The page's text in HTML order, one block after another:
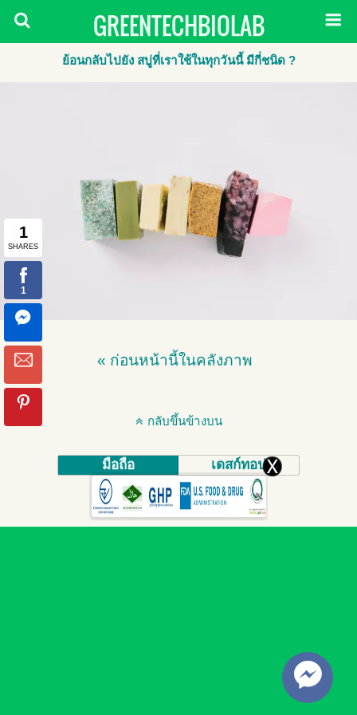
GREENTECHBIOLAB
ย้อนกลับไปยัง สบู่ที่เราใช้ในทุกวันนี้ มีกี่ชนิด ?
« ก่อนหน้านี้ในคลังภาพ
กลับขึ้นข้างบน
มือถือ เดสก์ทอป